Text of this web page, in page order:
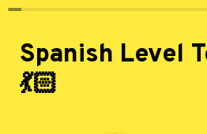
Spanish Level
💃🏻